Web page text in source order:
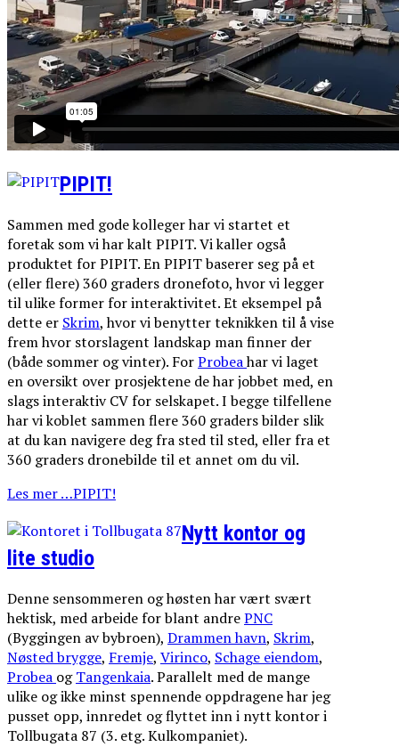
PIPIT!
Sammen med gode kolleger har vi startet et
foretak som vi har kalt PIPIT. Vi kaller også
produktet for PIPIT. En PIPIT baserer seg på et
(eller flere) 360 graders dronefoto, hvor vi legger
til ulike former for interaktivitet. Et eksempel på
dette er Skrim, hvor vi benytter teknikken til å vise
frem hvor storslagent landskap man finner der
(både sommer og vinter). ForProbeahar vi laget
en oversikt over prosjektene de har jobbet med, en
slags interaktiv CV for selskapet. I begge tilfellene
har vi koblet sammen flere 360 graders bilder slik
at du kan navigere deg fra sted til sted, eller fra et
360 graders dronebilde til et annet om du vil.
Les mer …PIPIT!
Nytt kontor og
lite studio
Denne sensommeren og høsten har vært svært
hektisk, med arbeide for blant andrePNC
(Byggingen av bybroen), Drammen havn, Skrim,
Nøsted brygge, Fremje, Virinco, Schage eiendom,
Probea ogTangenkaia. Parallelt med de mange
ulike og ikke minst spennende oppdragene har jeg
pusset opp, innredet og flyttet inn i nytt kontor i
Tollbugata 87 (3. etg. Kulkompaniet).